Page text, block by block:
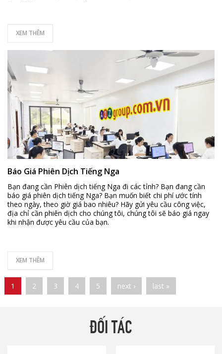
XEM THÊM
Báo Giá Phiên Dịch Tiếng Nga
Bạn đang cần Phiên dịch tiếng Nga đi các tỉnh? Bạn đang cần
báo giá phiên dịch tiếng Nga? Bạn muốn biết chi phí ước tính
theo ngày, theo giờ giá bao nhiêu? Hãy gửi yêu cầu công việc,
địa chỉ cần phiên dịch cho chúng tôi, chúng tôi sẽ báo giá ngay
khi nhận được yêu cầu của bạn.
XEM THÊM
Pages
1 2 3 4 5 next › last »
ĐỐI TÁC